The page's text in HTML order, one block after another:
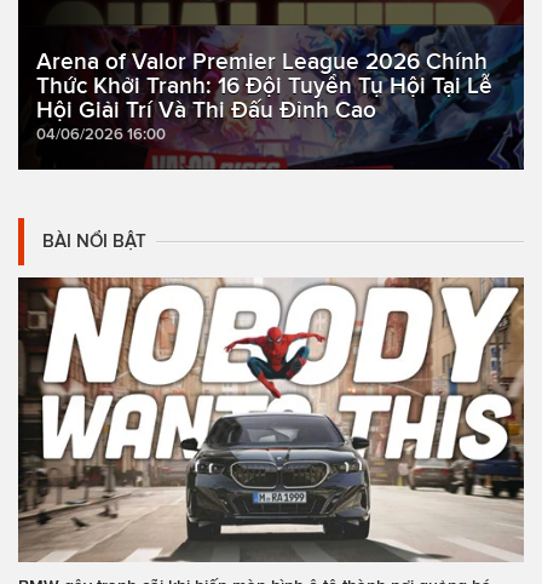
Arena of Valor Premier League 2026 Chính
Thức Khởi Tranh: 16 Đội Tuyển Tụ Hội Tại Lễ
Hội Giải Trí Và Thi Đấu Đỉnh Cao
04/06/2026 16:00
BÀI NỔI BẬT